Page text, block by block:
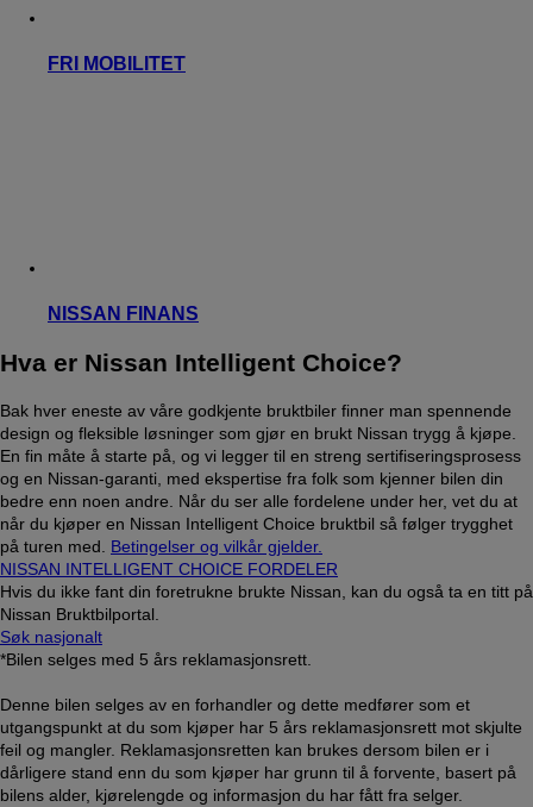
FRI MOBILITET
NISSAN FINANS
Hva er Nissan Intelligent Choice?
Bak hver eneste av våre godkjente bruktbiler finner man spennende
design og fleksible løsninger som gjør en brukt Nissan trygg å kjøpe.
En fin måte å starte på, og vi legger til en streng sertifiseringsprosess
og en Nissan-garanti, med ekspertise fra folk som kjenner bilen din
bedre enn noen andre. Når du ser alle fordelene under her, vet du at
når du kjøper en Nissan Intelligent Choice bruktbil så følger trygghet
på turen med. Betingelser og vilkår gjelder.
NISSAN INTELLIGENT CHOICE FORDELER
Hvis du ikke fant din foretrukne brukte Nissan, kan du også ta en titt på
Nissan Bruktbilportal.
Søk nasjonalt
*Bilen selges med 5 års reklamasjonsrett.
Denne bilen selges av en forhandler og dette medfører som et
utgangspunkt at du som kjøper har 5 års reklamasjonsrett mot skjulte
feil og mangler. Reklamasjonsretten kan brukes dersom bilen er i
dårligere stand enn du som kjøper har grunn til å forvente, basert på
bilens alder, kjørelengde og informasjon du har fått fra selger.